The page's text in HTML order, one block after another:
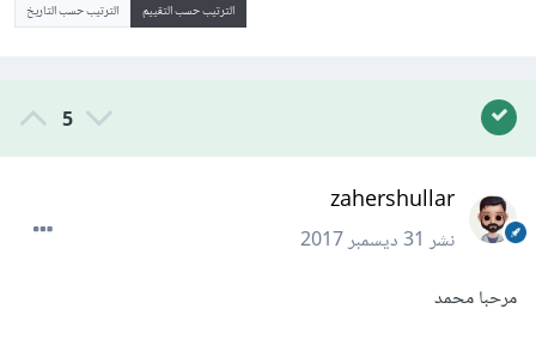
الترتيب حسب التقييم الترتيب حسب التاريخ
5
zahershullar
نشر31 ديسمبر 2017
مرحبا محمد